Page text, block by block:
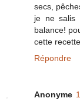
secs,
je ne salis
balance!
cette
Répondre
Anonyme